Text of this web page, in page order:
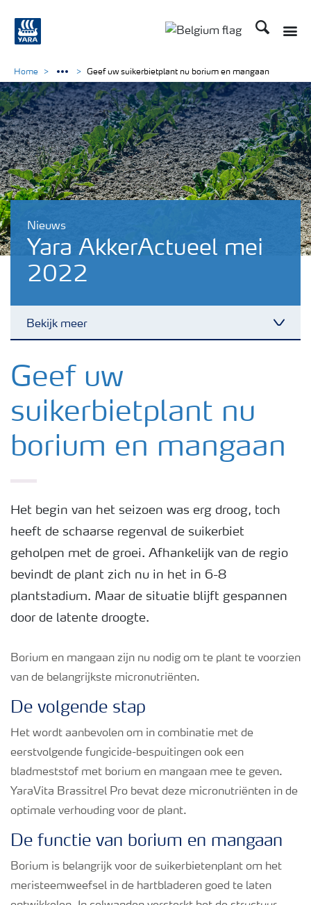
Zoek op
Nieuws
Yara AkkerActueel mei
2022
Bekijk meer
Nieuwsbrieven
Gewassen
Meststoffen
Webinars
Home Geef uw suikerbietplant nu borium en mangaan
Geef uw
suikerbietplant nu
borium en mangaan
Het begin van het seizoen was erg droog, toch
heeft de schaarse regenval de suikerbiet
geholpen met de groei. Afhankelijk van de regio
bevindt de plant zich nu in het in 6-8
plantstadium. Maar de situatie blijft gespannen
door de latente droogte.
Borium en mangaan zijn nu nodig om te plant te voorzien
van de belangrijkste micronutriënten.
De volgende stap
Het wordt aanbevolen om in combinatie met de
eerstvolgende fungicide-bespuitingen ook een
bladmeststof met borium en mangaan mee te geven.
YaraVita Brassitrel Pro bevat deze micronutriënten in de
optimale verhouding voor de plant.
De functie van borium en mangaan
Borium is belangrijk voor de suikerbietenplant om het
meristeemweefsel in de hartbladeren goed te laten